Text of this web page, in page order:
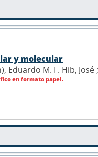
y molecular
Eduardo M. F. Hib,
en formato papel.